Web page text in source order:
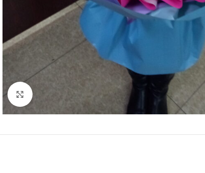
Нажмите, чтобы увеличить изображение